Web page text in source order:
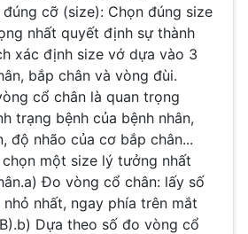
cỡ (size): Chọn đúng size
nhất quyết định sự thành
xác định size vớ dựa vào 3
bắp chân và vòng đùi.
cổ chân là quan trọng
trạng bệnh của bệnh nhân,
độ nhão của cơ bắp chân...
một size lý tưởng nhất
Đo vòng cổ chân: lấy số
nhất, ngay phía trên mắt
Dựa theo số đo vòng cổ